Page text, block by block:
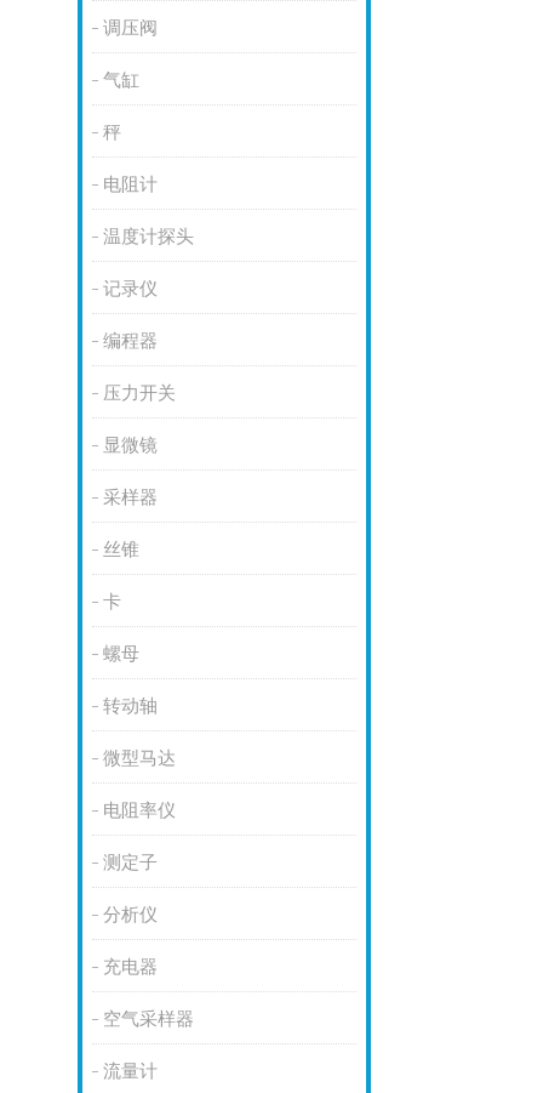
调压阀
气缸
秤
电阻计
温度计探头
记录仪
编程器
压力开关
显微镜
采样器
丝锥
卡
螺母
转动轴
微型马达
电阻率仪
测定子
分析仪
充电器
空气采样器
流量计